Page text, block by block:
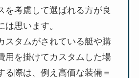
を考慮して選ばれる方が良
は思います。
スタムがされている艇や購
用を掛けてカスタムした場
る際は、例え高価な装備＝